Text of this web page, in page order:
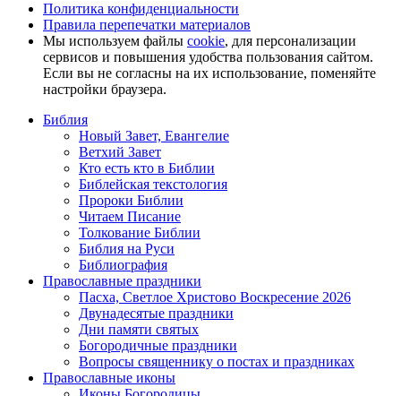
Политика конфиденциальности
Правила перепечатки материалов
Мы используем файлы cookie, для персонализации
сервисов и повышения удобства пользования сайтом.
Если вы не согласны на их использование, поменяйте
настройки браузера.
Библия
Новый Завет, Евангелие
Ветхий Завет
Кто есть кто в Библии
Библейская текстология
Пророки Библии
Читаем Писание
Толкование Библии
Библия на Руси
Библиография
Православные праздники
Пасха, Светлое Христово Воскресение 2026
Двунадесятые праздники
Дни памяти святых
Богородичные праздники
Вопросы священнику о постах и праздниках
Православные иконы